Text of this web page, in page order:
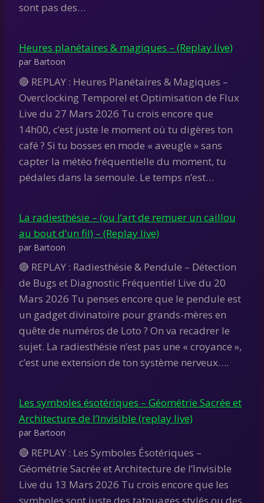
sont pas des…
Heures planétaires & magiques – (Replay live)
par Bartoon
🔴 REPLAY : Heures Planétaires & Magiques –
Overclocking Temporel et Optimisation de Flux
Live du 27 Mars 2026 Tu crois encore que
14h00, c’est juste le moment où tu digères ton
café ? Si tu bosses en mode « aveugle » sans
capter la météo fréquentielle du moment, tu
pédales dans la semoule. Le temps n’est…
La radiesthésie – (ou l’art de remuer un caillou
au bout d’un fil) – (Replay live)
par Bartoon
🔴 REPLAY : Radiesthésie & Pendule – Détection
de Bugs et Diagnostic Fréquentiel Live du 20
Mars 2026 Tu penses encore que le pendule est
un gadget divinatoire pour grands-mères en
quête de numéros de Loto ? On va recadrer le
sujet. La radiesthésie n’est pas une « croyance »,
c’est une extension de ton système nerveux….
Les symboles ésotériques – Géométrie Sacrée et
Architecture de l’Invisible (replay live)
par Bartoon
🔴 REPLAY : Les Symboles Ésotériques –
Géométrie Sacrée et Architecture de l’Invisible
Live du 13 Mars 2026 Tu crois encore que les
symboles sont juste des tatouages stylés ou des